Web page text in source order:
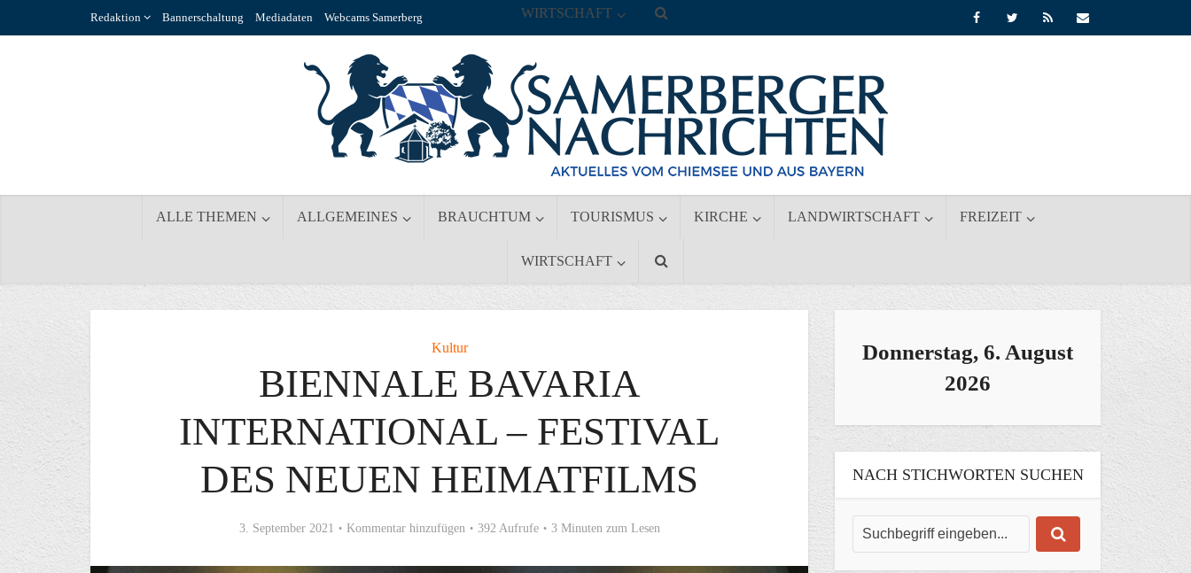
Redaktion Bannerschaltung Mediadaten Webcams Samerberg
ALLE THEMEN ALLGEMEINES BRAUCHTUM TOURISMUS KIRCHE LANDWIRTSCHAFT FREIZEIT
WIRTSCHAFT
WIRTSCHAFT
Kultur
BIENNALE BAVARIA
INTERNATIONAL – FESTIVAL
DES NEUEN HEIMATFILMS
3. September 2021 Kommentar hinzufügen 392 Aufrufe 3 Minuten zum Lesen
Donnerstag, 6. August
2026
NACH STICHWORTEN SUCHEN